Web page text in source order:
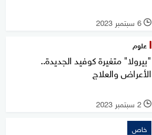
l 6 سبتمبر 2023
علوم
"بيرولا" متغيرة كوفيد الجديدة..
الأعراض والعلاج
l 2 سبتمبر 2023
خاص